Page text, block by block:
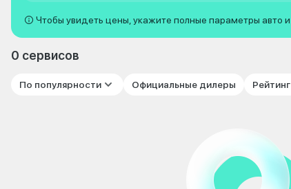
Чтобы увидеть цены, укажите полные параметры авто
0 сервисов
По популярности Официальные дилеры